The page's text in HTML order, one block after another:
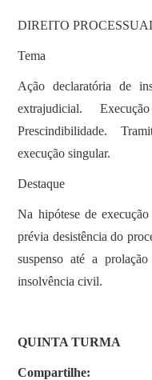
DIREITO
Tema
Ação declaratória de
extrajudicial.
Prescindibilidade.
execução singular.
Destaque
Na hipótese de
prévia desistência do
suspenso até a
insolvência civil.
QUINTA TURMA
Compartilhe: